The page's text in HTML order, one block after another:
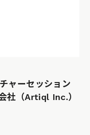
ャーセッション
社（Artiql Inc.）